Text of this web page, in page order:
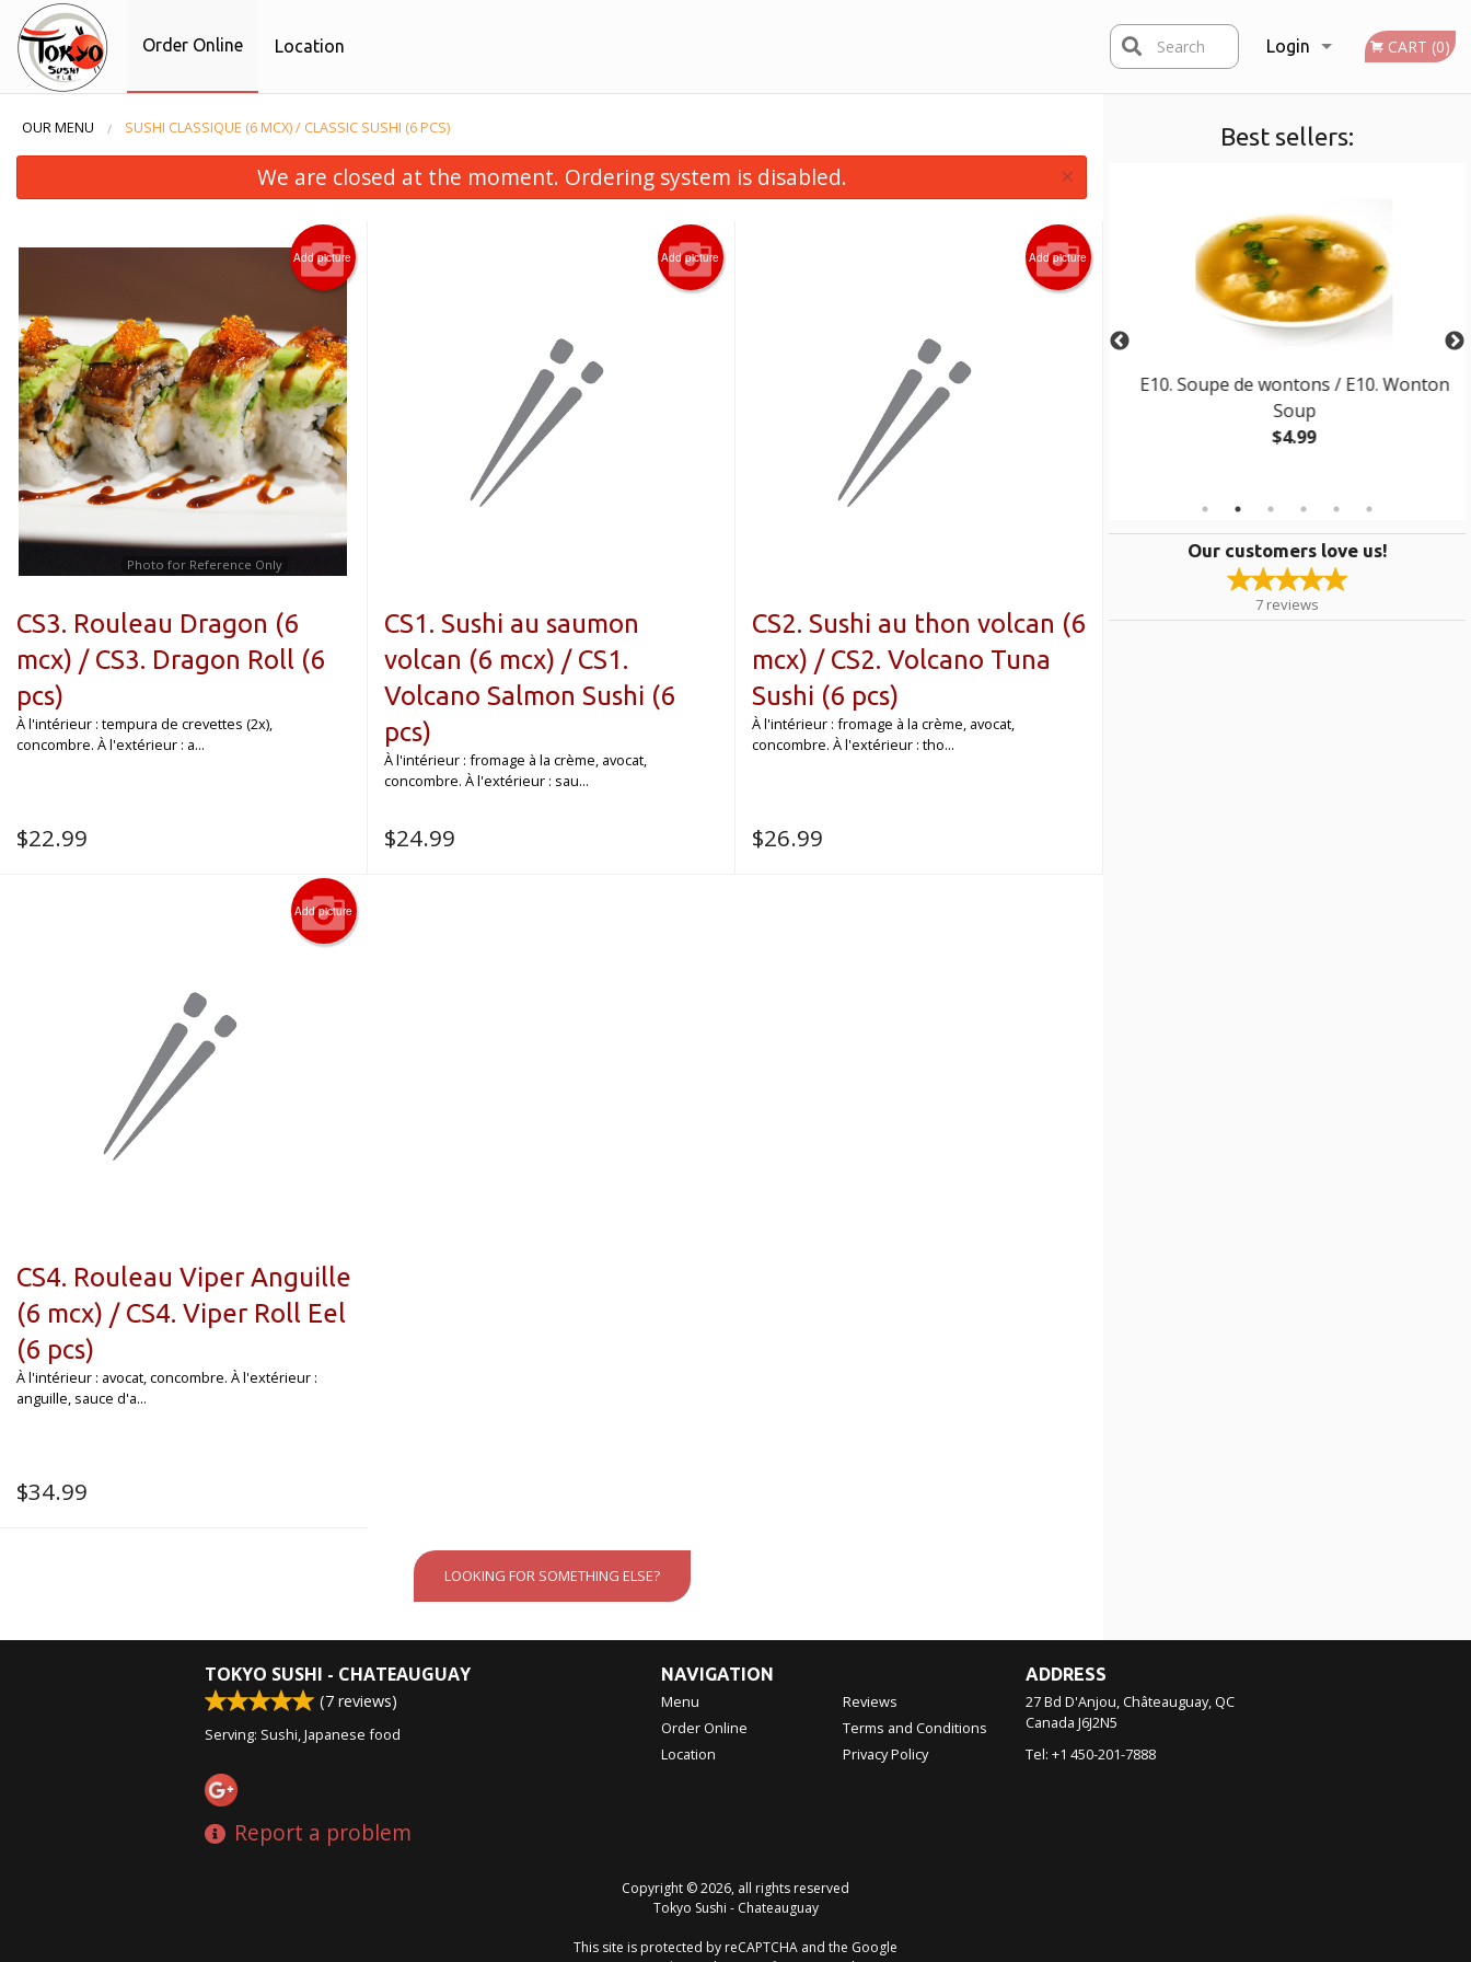
Order Online Location Login
Registration
CART (0)
Search
Best sellers:
F4. Futomaki au saumon épicé (5 mcx) /
F4. Spicy Salmon Futomaki (5 pcs)
F3. Futomaki Californien (5 mcx) / F3.
California Futomaki (5 pcs)
$10.99
E10. Soupe de wontons / E10. Wonton
Soup
$4.99
Our customers love us!
7 reviews
OUR MENU SUSHI CLASSIQUE (6 MCX) / CLASSIC SUSHI (6 PCS)
We are closed at the moment. Ordering system is disabled. ×
Add picture
Photo for Reference Only
CS3. Rouleau Dragon (6
mcx) / CS3. Dragon Roll (6
pcs)
À l'intérieur : tempura de crevettes (2x),
concombre. À l'extérieur : a...
$22.99
Add picture
CS1. Sushi au saumon
volcan (6 mcx) / CS1.
Volcano Salmon Sushi (6
pcs)
À l'intérieur : fromage à la crème, avocat,
concombre. À l'extérieur : sau...
$24.99
Add picture
CS2. Sushi au thon volcan (6
mcx) / CS2. Volcano Tuna
Sushi (6 pcs)
À l'intérieur : fromage à la crème, avocat,
concombre. À l'extérieur : tho...
$26.99
Add picture
CS4. Rouleau Viper Anguille
(6 mcx) / CS4. Viper Roll Eel
(6 pcs)
À l'intérieur : avocat, concombre. À l'extérieur :
anguille, sauce d'a...
$34.99
LOOKING FOR SOMETHING ELSE?
TOKYO SUSHI - CHATEAUGUAY
(7 reviews)
Serving: Sushi, Japanese food
Report a problem
NAVIGATION
Menu
Order Online
Location
Reviews
Terms and Conditions
Privacy Policy
ADDRESS
27 Bd D'Anjou, Châteauguay, QC
Canada J6J2N5
Tel: +1 450-201-7888
Copyright © 2026, all rights reserved
Tokyo Sushi - Chateauguay
This site is protected by reCAPTCHA and the Google